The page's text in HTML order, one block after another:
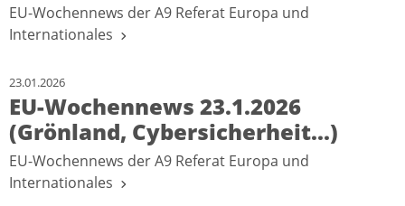
EU-Wochennews der A9 Referat Europa und
Internationales
23.01.2026
EU-Wochennews 23.1.2026
(Grönland, Cybersicherheit...)
EU-Wochennews der A9 Referat Europa und
Internationales